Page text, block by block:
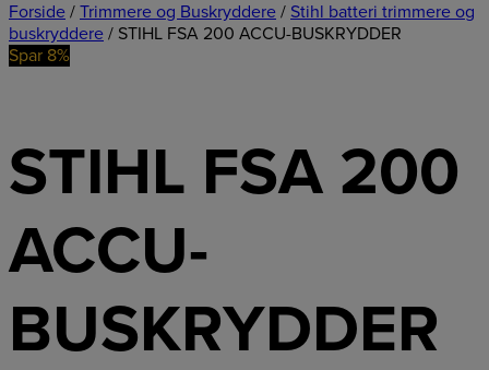
Forside / Trimmere og Buskryddere / Stihl batteri trimmere og
buskryddere / STIHL FSA 200 ACCU-BUSKRYDDER
Spar 8%
STIHL FSA 200
ACCU-
BUSKRYDDER